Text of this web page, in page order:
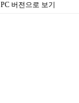
PC 버전으로 보기